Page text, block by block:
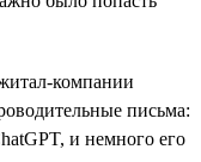
компании
письма:
и немного его